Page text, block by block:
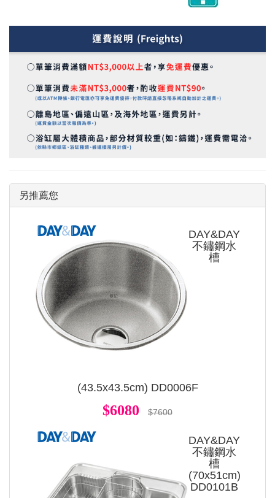
另推薦您
DAY&DAY
不鏽鋼水
槽
(43.5x43.5cm) DD0006F
$6080 $7600
DAY&DAY
不鏽鋼水
槽
(70x51cm)
DD0101B